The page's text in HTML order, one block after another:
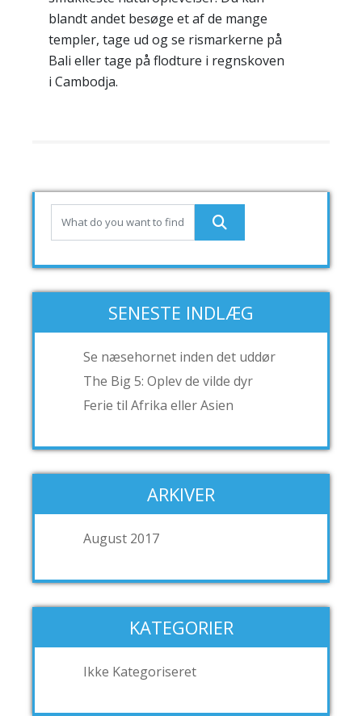
blandt andet besøge et af de mange
templer, tage ud og se rismarkerne på
Bali eller tage på flodture i regnskoven
i Cambodja.
SENESTE INDLÆG
Se næsehornet inden det uddør
The Big 5: Oplev de vilde dyr
Ferie til Afrika eller Asien
ARKIVER
August 2017
KATEGORIER
Ikke Kategoriseret